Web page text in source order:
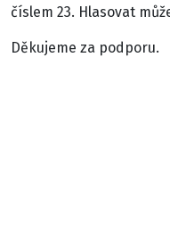
číslem 23. Hlasovat
Děkujeme za podporu.